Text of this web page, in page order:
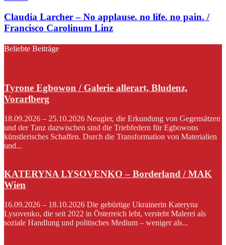
Claudia Larcher – No applause. no life. no pain. /
Francisco Carolinum Linz
Beliebte Beiträge
Tyrone Egbowon / Galerie allerart, Bludenz,
Vorarlberg
18.09.2026 – 25.10.2026 Neugier, die Erkundung von Gegensätzen
und der Tanz dazwischen sind die Triebfedern für Egbowons
künstlerisches Schaffen. Durch die Transformation von Materialien
und...
KATERYNA LYSOVENKO – Borderland / MAK
Wien
16.09.2026 – 18.10.2026 Die gebürtige Ukrainerin Kateryna
Lysovenko, die seit 2022 in Österreich lebt, versteht Malerei als
soziale Handlung und politisches Medium – weniger als...